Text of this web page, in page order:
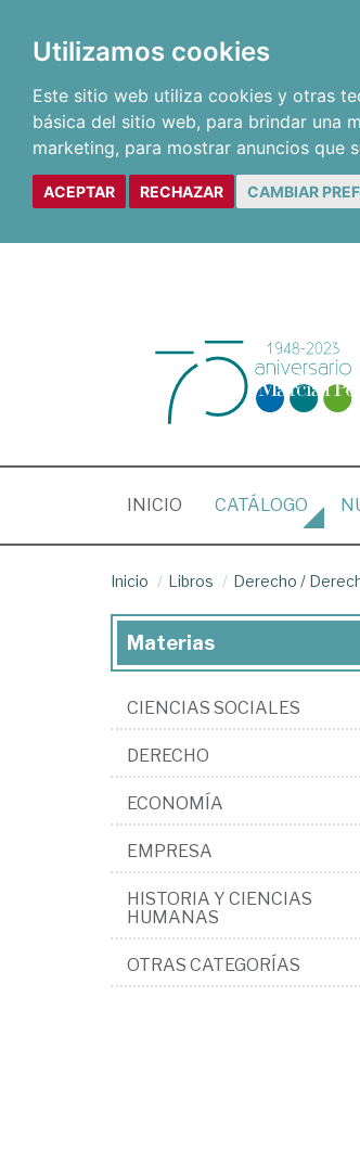
Utilizamos cookies
Este sitio web utiliza cookies y otras
básica del sitio web, para brindar una
marketing, para mostrar anuncios que
ACEPTAR RECHAZAR CAMBIAR
INICIO (CURRENT)
CATÁLOGO
Inicio Libros Derecho /
Materias
CIENCIAS SOCIALES
DERECHO
ECONOMÍA
EMPRESA
HISTORIA Y CIENCIAS
HUMANAS
OTRAS CATEGORÍAS